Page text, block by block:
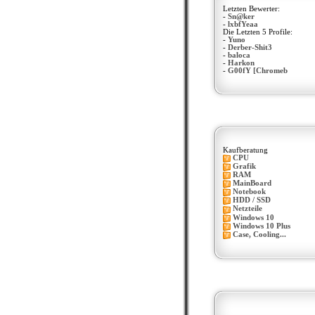
Letzten Bewerter:
- Sn@ker
- lxbfYeaa
Die Letzten 5 Profile:
- Yuno
- Derber-Shit3
- baloca
- Harkon
- G00fY [Chromeb
Kaufberatung
CPU
Grafik
RAM
MainBoard
Notebook
HDD / SSD
Netzteile
Windows 10
Windows 10 Plus
Case, Cooling...